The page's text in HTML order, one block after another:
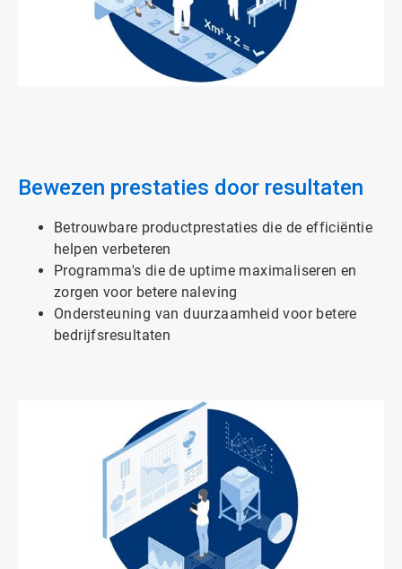
Bewezen prestaties door resultaten
Betrouwbare productprestaties die de efficiëntie
helpen verbeteren
Programma's die de uptime maximaliseren en
zorgen voor betere naleving
Ondersteuning van duurzaamheid voor betere
bedrijfsresultaten